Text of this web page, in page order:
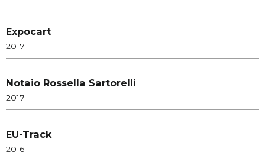
Expocart
2017
Notaio Rossella Sartorelli
2017
EU-Track
2016